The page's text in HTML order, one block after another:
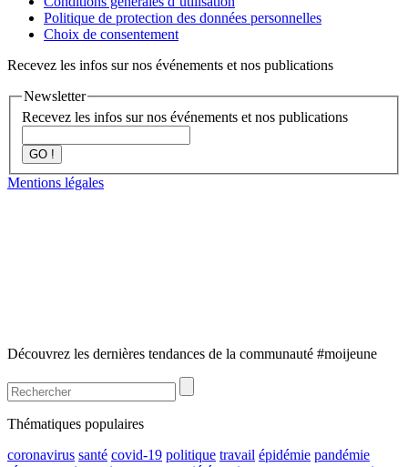
Politique de protection des données personnelles
Choix de consentement
Recevez les infos sur nos événements et nos publications
Newsletter
Recevez les infos sur nos événements et nos publications
GO !
Mentions légales
Découvrez les dernières tendances de la communauté #moijeune
Thématiques populaires
coronavirus santé covid-19 politique travail épidémie pandémie